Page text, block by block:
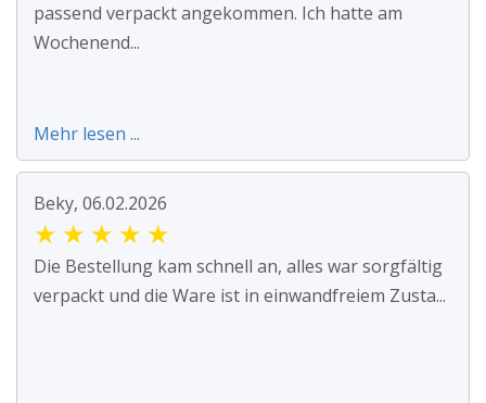
passend verpackt angekommen. Ich hatte am
Wochenend...
Mehr lesen ...
Beky, 06.02.2026
★ ★ ★ ★ ★
Die Bestellung kam schnell an, alles war sorgfältig
verpackt und die Ware ist in einwandfreiem Zusta...